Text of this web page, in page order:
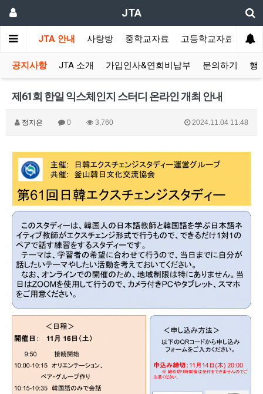
JTA
JTA 안내 사랑방 중학교자료 고등학교자료 멀
공지사항 JTA 소개 가입인사&연회비납부 문의하기 행
제61회 한일 익스체인지 스터디 온라인 개최 안내
정지은 0 3,760 2024.11.04 11:48